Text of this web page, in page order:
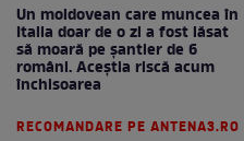
Un moldovean care muncea în
Italia doar de o zi a fost lăsat
să moară pe şantier de 6
români. Aceștia riscă acum
închisoarea
RECOMANDARE PE ANTENA3.RO